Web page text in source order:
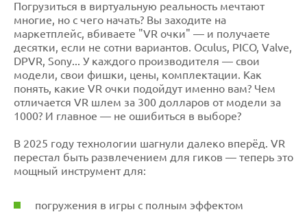
Погрузиться в виртуальную реальность мечтают
многие, но с чего начать? Вы заходите на
маркетплейс, вбиваете "VR очки" — и получаете
десятки, если не сотни вариантов. Oculus, PICO, Valve,
DPVR, Sony... У каждого производителя — свои
модели, свои фишки, цены, комплектации. Как
понять, какие VR очки подойдут именно вам? Чем
отличается VR шлем за 300 долларов от модели за
1000? И главное — не ошибиться в выборе?
В 2025 году технологии шагнули далеко вперёд. VR
перестал быть развлечением для гиков — теперь это
мощный инструмент для:
погружения в игры с полным эффектом